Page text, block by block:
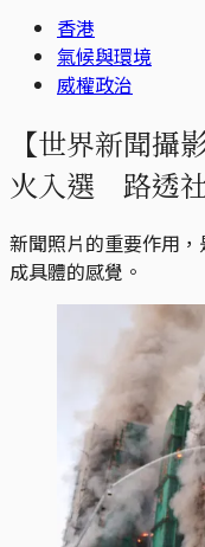
香港
氣候與環境
威權政治
【世界新聞攝
火入選 路透
新聞照片的重要作用
成具體的感覺。